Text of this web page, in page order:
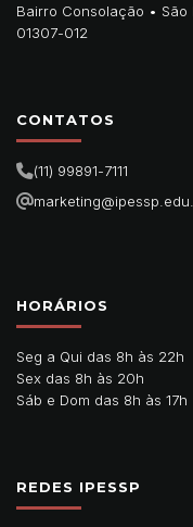
Bairro Consolação • São
01307-012
CONTATOS
(11) 99891-7111
HORÁRIOS
Seg a Qui das 8h às 22h
Sex das 8h às 20h
Sáb e Dom das 8h às 17h
REDES IPESSP